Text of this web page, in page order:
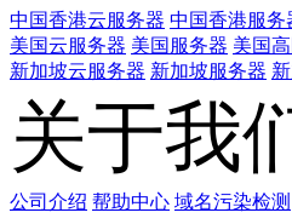
中国香港云服务器 中国香港服务
美国云服务器 美国服务器 美国
新加坡云服务器 新加坡服务器
关于我
公司介绍 帮助中心 域名污染检测